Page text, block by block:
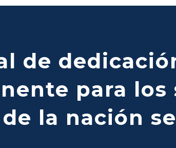
de
para
la nación